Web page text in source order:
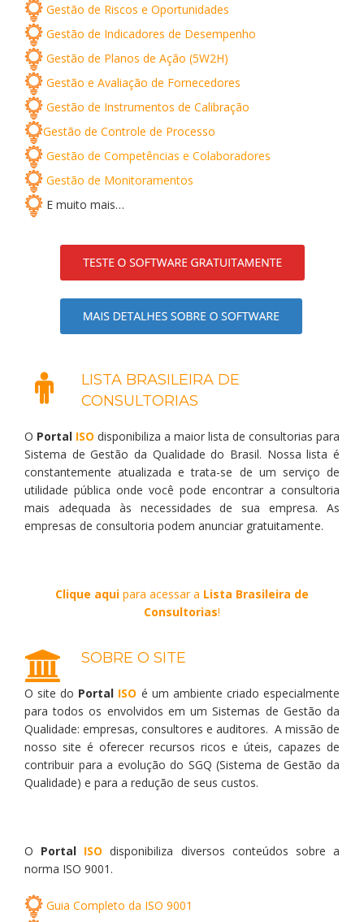
Gestão de Riscos e Oportunidades
Gestão de Indicadores de Desempenho
Gestão de Planos de Ação (5W2H)
Gestão e Avaliação de Fornecedores
Gestão de Instrumentos de Calibração
Gestão de Controle de Processo
Gestão de Competências e Colaboradores
Gestão de Monitoramentos
E muito mais…
LISTA BRASILEIRA DE
CONSULTORIAS
O Portal ISO disponibiliza a maior lista de consultorias para
Sistema de Gestão da Qualidade do Brasil. Nossa lista é
constantemente atualizada e trata-se de um serviço de
utilidade pública onde você pode encontrar a consultoria
mais adequada às necessidades de sua empresa. As
empresas de consultoria podem anunciar gratuitamente.
Clique aqui para acessar a Lista Brasileira de
Consultorias!
SOBRE O SITE
O site do Portal ISO é um ambiente criado especialmente
para todos os envolvidos em um Sistemas de Gestão da
Qualidade: empresas, consultores e auditores. A missão de
nosso site é oferecer recursos ricos e úteis, capazes de
contribuir para a evolução do SGQ (Sistema de Gestão da
Qualidade) e para a redução de seus custos.
O Portal ISO disponibiliza diversos conteúdos sobre a
norma ISO 9001.
Guia Completo da ISO 9001